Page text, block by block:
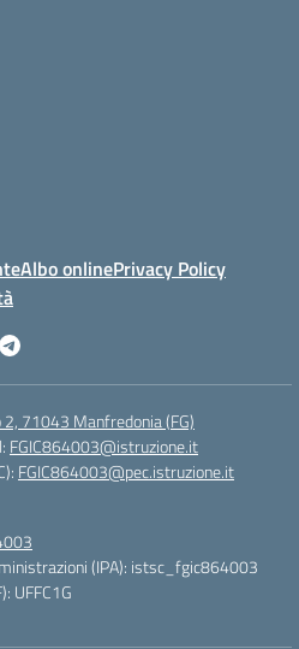
Albo onlinePrivacy Policy
2, 71043 Manfredonia (FG)
FGIC864003@istruzione.it
FGIC864003@pec.istruzione.it
(IPA): istsc_fgic864003
UFFC1G